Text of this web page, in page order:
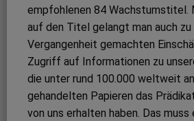
empfohlenen 84 Wachstumstitel.
auf den Titel gelangt man auch zu
Vergangenheit gemachten
Zugriff auf Informationen zu
die unter rund 100.000 weltweit
gehandelten Papieren das
von uns erhalten haben. Das muss